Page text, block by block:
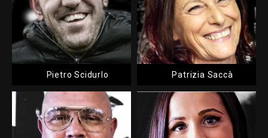
Pietro Scidurlo Patrizia Saccà